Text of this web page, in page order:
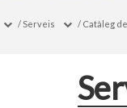
/ Serveis / Catàleg